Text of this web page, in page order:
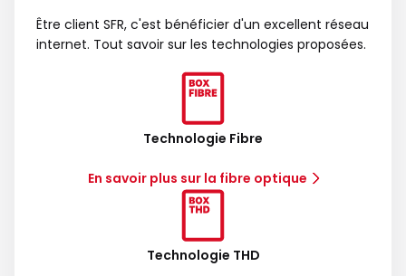
Être client SFR, c'est bénéficier d'un excellent réseau
internet. Tout savoir sur les technologies proposées.
Technologie Fibre
En savoir plus sur la fibre optique
Technologie THD